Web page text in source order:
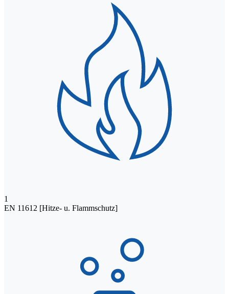
1
EN 11612 [Hitze- u. Flammschutz]